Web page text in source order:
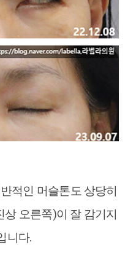
적인 머슬톤도 상당히
오른쪽)이 잘 감기지
니다.